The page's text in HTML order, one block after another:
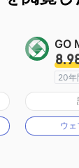
GO
20年
ウェ